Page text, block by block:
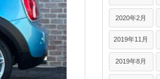
2020年2月
2019年11月
2019年8月